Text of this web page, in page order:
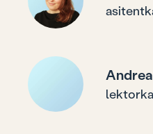
lektorka